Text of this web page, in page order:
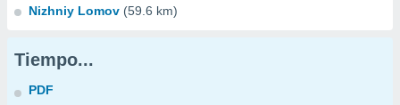
Nizhniy Lomov (59.6 km)
Tiempo...
PDF